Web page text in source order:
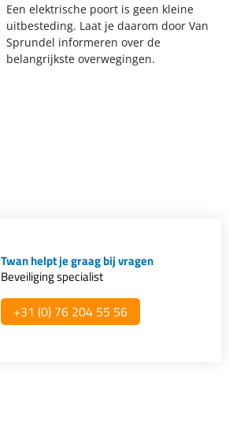
Een elektrische poort is geen kleine
uitbesteding. Laat je daarom door Van
Sprundel informeren over de
belangrijkste overwegingen.
Twan helpt je graag bij vragen
Beveiliging specialist
+31 (0) 76 204 55 56​